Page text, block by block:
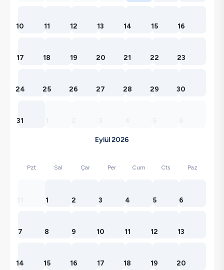
10 11 12 13 14 15 16
17 18 19 20 21 22 23
24 25 26 27 28 29 30
31
Eylül 2026
Pzt Sal Çar Per Cum Cts Paz
1 2 3 4 5 6
7 8 9 10 11 12 13
14 15 16 17 18 19 20